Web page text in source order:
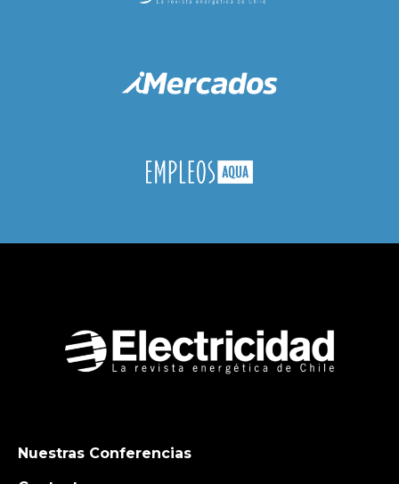
Nuestras Conferencias